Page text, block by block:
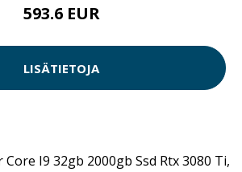
593.6 EUR
LISÄTIETOJA